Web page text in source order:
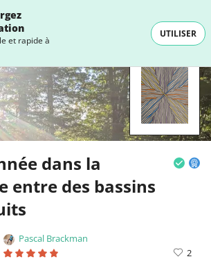
et rapide à
UTILISER
dans la
entre des bassins
Pascal Brackman
2